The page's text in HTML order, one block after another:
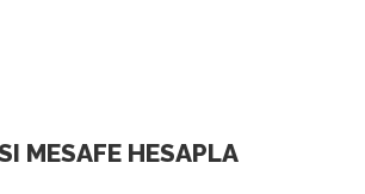
MESAFE HESAPLA